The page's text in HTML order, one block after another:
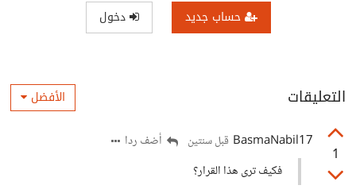
حساب جديد دخول
التعليقات الأفضل
1
BasmaNabil17 قبل سنتين
أضف ردا
فكيف ترى هذا القرار؟